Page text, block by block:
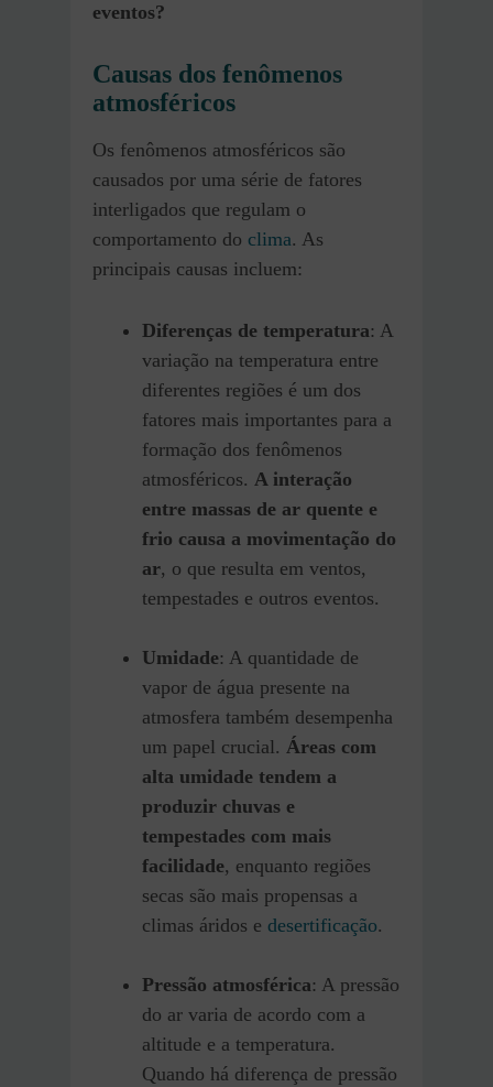
eventos?
Causas dos fenômenos
atmosféricos
Os fenômenos atmosféricos são
causados por uma série de fatores
interligados que regulam o
comportamento do clima. As
principais causas incluem:
Diferenças de temperatura: A
variação na temperatura entre
diferentes regiões é um dos
fatores mais importantes para a
formação dos fenômenos
atmosféricos. A interação
entre massas de ar quente e
frio causa a movimentação do
ar, o que resulta em ventos,
tempestades e outros eventos.
Umidade: A quantidade de
vapor de água presente na
atmosfera também desempenha
um papel crucial. Áreas com
alta umidade tendem a
produzir chuvas e
tempestades com mais
facilidade, enquanto regiões
secas são mais propensas a
climas áridos e desertificação.
Pressão atmosférica: A pressão
do ar varia de acordo com a
altitude e a temperatura.
Quando há diferença de pressão